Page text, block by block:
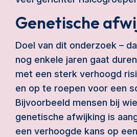
Genetische
Doel van dit onderzoek –
nog enkele jaren gaat
met een sterk verhoogd
en op te roepen voor een
Bijvoorbeeld mensen bij
genetische afwijking is
een verhoogde kans op